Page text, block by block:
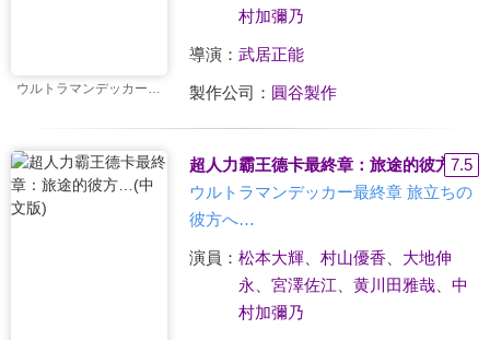
ウルトラマンデッカー最終章 旅立ちの彼方へ…
村加彌乃
導演： 武居正能
製作公司： 圓谷製作
超人力霸王德卡最終章：旅途的彼方…(
7.5
ウルトラマンデッカー最終章 旅立ちの
彼方へ…
演員： 松本大輝、 村山優香
大地伸
永
宮澤佐江 黄川田雅哉、 中
村加彌乃